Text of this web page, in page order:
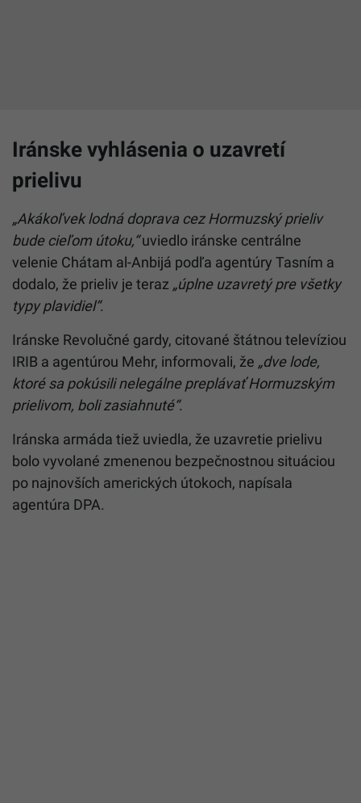
Iránske vyhlásenia o uzavretí
prielivu
„Akákoľvek lodná doprava cez Hormuzský prieliv
bude cieľom útoku,“uviedlo iránske centrálne
velenie Chátam al-Anbijá podľa agentúry Tasním a
dodalo, že prieliv je teraz „úplne uzavretý pre všetky
typy plavidiel“.
Iránske Revolučné gardy, citované štátnou televíziou
IRIB a agentúrou Mehr, informovali, že „dve lode,
ktoré sa pokúsili nelegálne preplávať Hormuzským
prielivom, boli zasiahnuté“.
Iránska armáda tiež uviedla, že uzavretie prielivu
bolo vyvolané zmenenou bezpečnostnou situáciou
po najnovších amerických útokoch, napísala
agentúra DPA.